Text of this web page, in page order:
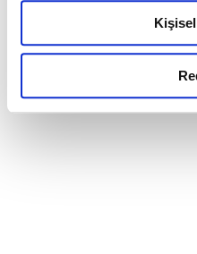
okumak ve sitemizi
gerçekleştirilen veri işleme
detaylı bilgi almak için